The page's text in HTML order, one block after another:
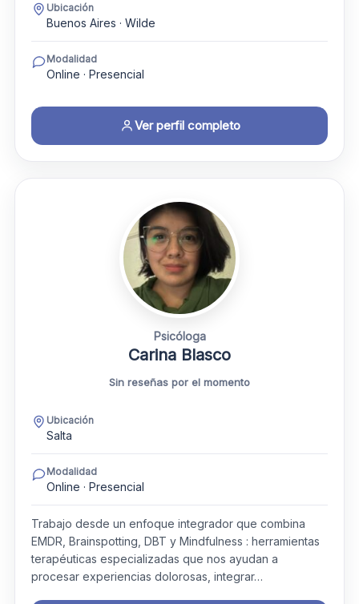
Ubicación
Buenos Aires · Wilde
Modalidad
Online · Presencial
Ver perfil completo
Psicóloga
Carina Blasco
Sin reseñas por el momento
Ubicación
Salta
Modalidad
Online · Presencial
Trabajo desde un enfoque integrador que combina
EMDR, Brainspotting, DBT y Mindfulness : herramientas
terapéuticas especializadas que nos ayudan a
procesar experiencias dolorosas, integrar…